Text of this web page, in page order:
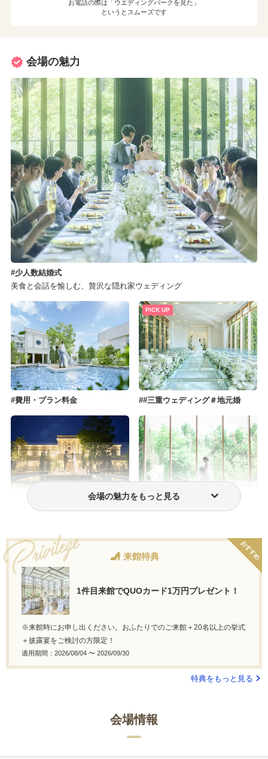
お電話の際は「ウエディングパークを見た」
というとスムーズです
会場の魅力
少人数結婚式
美食と会話を愉しむ、贅沢な隠れ家ウェディング
費用・プラン料金 #三重ウェディング＃地元婚
PICK UP
会場の魅力をもっと見る
おすすめ
来館特典
1件目来館でQUOカード1万円プレゼント！
※来館時にお申し出ください。おふたりでのご来館＋20名以上の挙式
＋披露宴をご検討の方限定！
適用期間：2026/08/04 〜 2026/09/30
特典をもっと見る
会場情報